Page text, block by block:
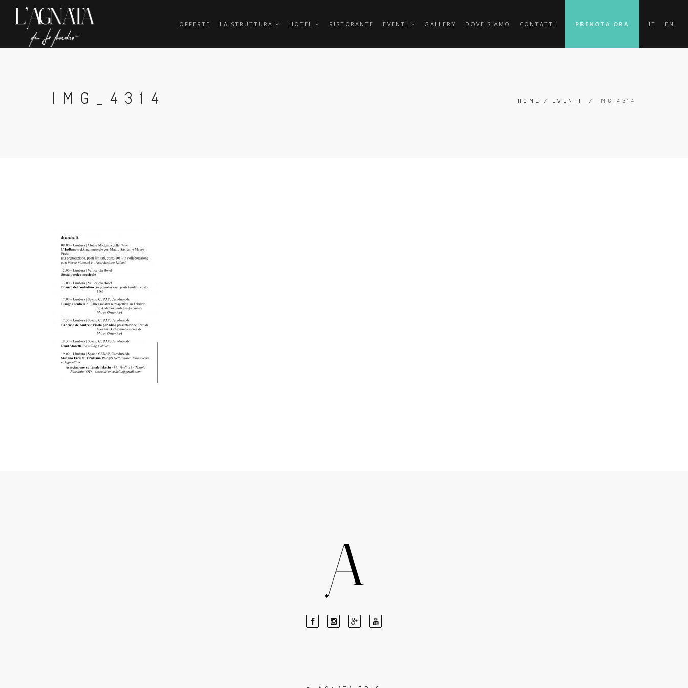
OFFERTE LA STRUTTURA HOTEL RISTORANTE EVENTI GALLERY DOVE SIAMO CONTATTI PRENOTA ORA IT EN
IMG_4314 HOME / EVENTI / IMG_4314